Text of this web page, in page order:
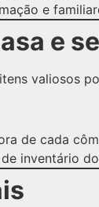
e
e
valiosos
de cada
inventário